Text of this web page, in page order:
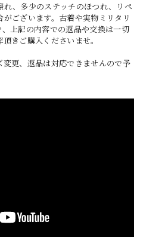
、多少のステッチのほつれ、リペ
ございます。古着や実物ミリタリ
上記の内容での返品や交換は一切
きご購入くださいませ。
更、返品は対応できませんので予